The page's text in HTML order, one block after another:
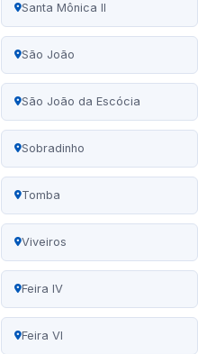
Santa Mônica II
São João
São João da Escócia
Sobradinho
Tomba
Viveiros
Feira IV
Feira VI